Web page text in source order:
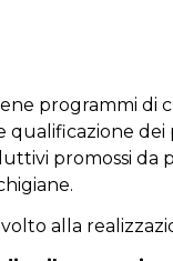
programmi di
qualificazione dei
promossi da
alla